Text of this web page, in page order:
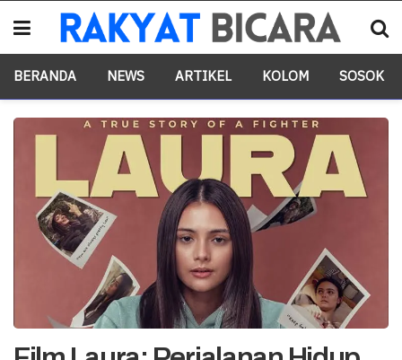
BERANDA NEWS ARTIKEL KOLOM SOSOK